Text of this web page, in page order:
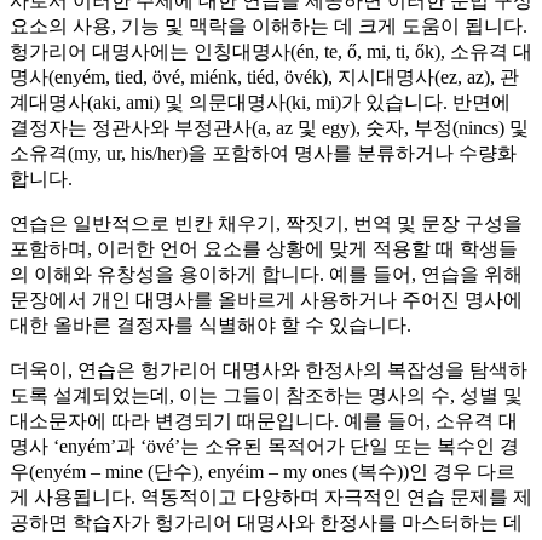
요소의 사용, 기능 및 맥락을 이해하는 데 크게 도움이 됩니다.
헝가리어 대명사에는 인칭대명사(én, te, ő, mi, ti, ők), 소유격 대
명사(enyém, tied, övé, miénk, tiéd, övék), 지시대명사(ez, az), 관
계대명사(aki, ami) 및 의문대명사(ki, mi)가 있습니다. 반면에
결정자는 정관사와 부정관사(a, az 및 egy), 숫자, 부정(nincs) 및
소유격(my, ur, his/her)을 포함하여 명사를 분류하거나 수량화
합니다.
연습은 일반적으로 빈칸 채우기, 짝짓기, 번역 및 문장 구성을
포함하며, 이러한 언어 요소를 상황에 맞게 적용할 때 학생들
의 이해와 유창성을 용이하게 합니다. 예를 들어, 연습을 위해
문장에서 개인 대명사를 올바르게 사용하거나 주어진 명사에
대한 올바른 결정자를 식별해야 할 수 있습니다.
더욱이, 연습은 헝가리어 대명사와 한정사의 복잡성을 탐색하
도록 설계되었는데, 이는 그들이 참조하는 명사의 수, 성별 및
대소문자에 따라 변경되기 때문입니다. 예를 들어, 소유격 대
명사 ‘enyém’과 ‘övé’는 소유된 목적어가 단일 또는 복수인 경
우(enyém – mine (단수), enyéim – my ones (복수))인 경우 다르
게 사용됩니다. 역동적이고 다양하며 자극적인 연습 문제를 제
공하면 학습자가 헝가리어 대명사와 한정사를 마스터하는 데